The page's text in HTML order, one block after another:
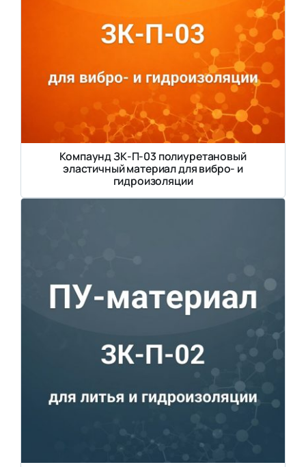
Компаунд ЗК-П-03 полиуретановый
эластичный материал для вибро- и
гидроизоляции